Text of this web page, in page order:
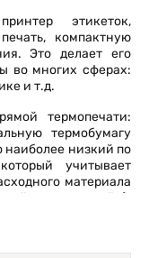
этикеток,
компактную
Это делает его
во многих сферах:
и т.д.
термопечати:
термобумагу
наиболее низкий по
учитывает
материала
«гармошкой»).
наклейки